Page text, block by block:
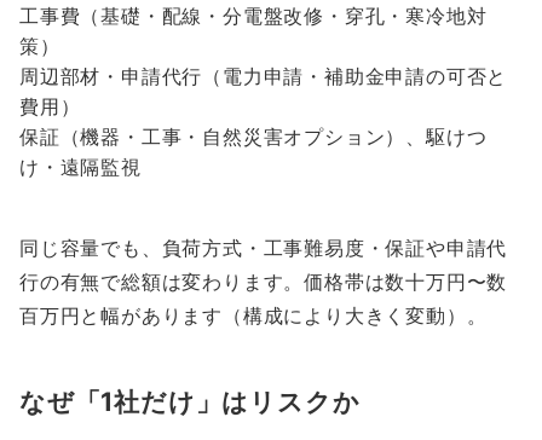
工事費（基礎・配線・分電盤改修・穿孔・寒冷地対
策）
周辺部材・申請代行（電力申請・補助金申請の可否と
費用）
保証（機器・工事・自然災害オプション）、駆けつ
け・遠隔監視
同じ容量でも、負荷方式・工事難易度・保証や申請代
行の有無で総額は変わります。価格帯は数十万円〜数
百万円と幅があります（構成により大きく変動）。
なぜ「1社だけ」はリスクか